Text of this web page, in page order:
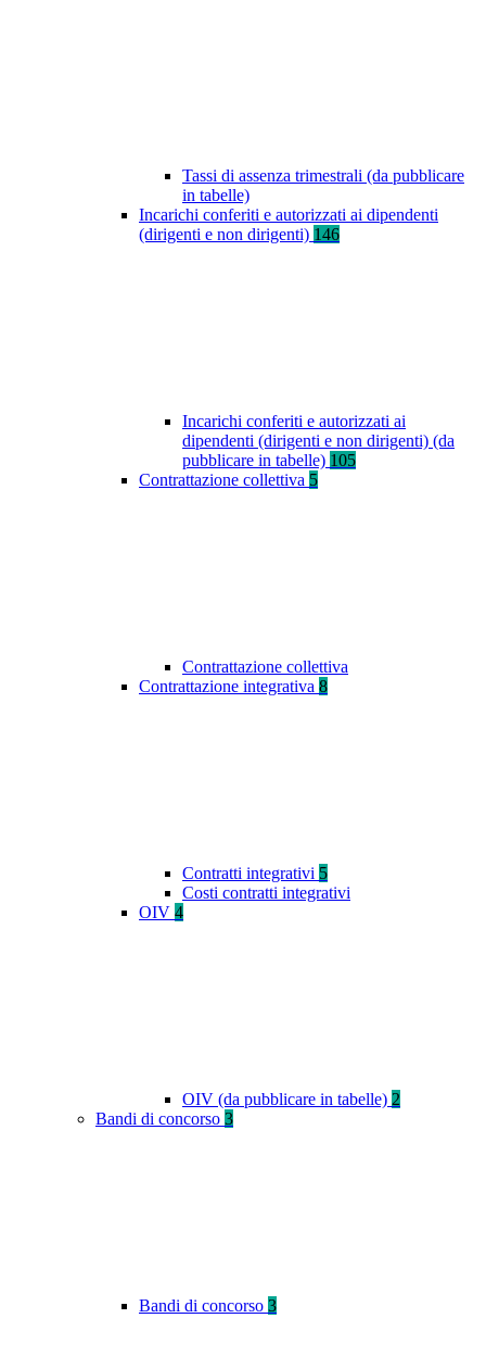
Tassi di assenza trimestrali (da pubblicare
in tabelle)
Incarichi conferiti e autorizzati ai dipendenti
(dirigenti e non dirigenti) 146
Incarichi conferiti e autorizzati ai
dipendenti (dirigenti e non dirigenti) (da
pubblicare in tabelle) 105
Contrattazione collettiva 5
Contrattazione collettiva
Contrattazione integrativa 8
Contratti integrativi 5
Costi contratti integrativi
OIV 4
OIV (da pubblicare in tabelle) 2
Bandi di concorso 3
Bandi di concorso 3